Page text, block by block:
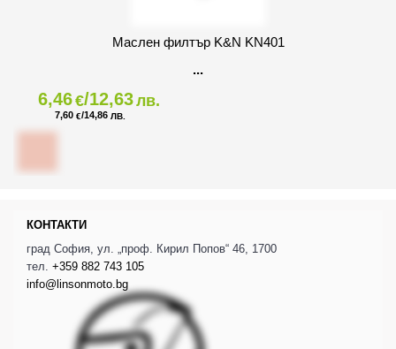
Маслен филтър K&N KN401
6,46€/12,63лв.
7,60 €/14,86 ЛВ.
КОНТАКТИ
град София, ул. „проф. Кирил Попов“ 46, 1700
тел. +359 882 743 105
info@linsonmoto.bg